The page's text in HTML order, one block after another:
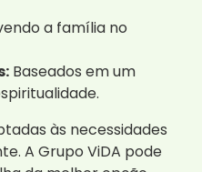
a família no
Baseados em um
às necessidades
A Grupo ViDA pode